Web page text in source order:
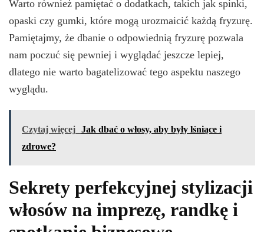
Warto również pamiętać o dodatkach, takich jak spinki,
opaski czy gumki, które mogą urozmaicić każdą fryzurę.
Pamiętajmy, że dbanie o odpowiednią fryzurę pozwala
nam poczuć się pewniej i wyglądać jeszcze lepiej,
dlatego nie warto bagatelizować tego aspektu naszego
wyglądu.
Czytaj więcej Jak dbać o włosy, aby były lśniące i
zdrowe?
Sekrety perfekcyjnej stylizacji
włosów na imprezę, randkę i